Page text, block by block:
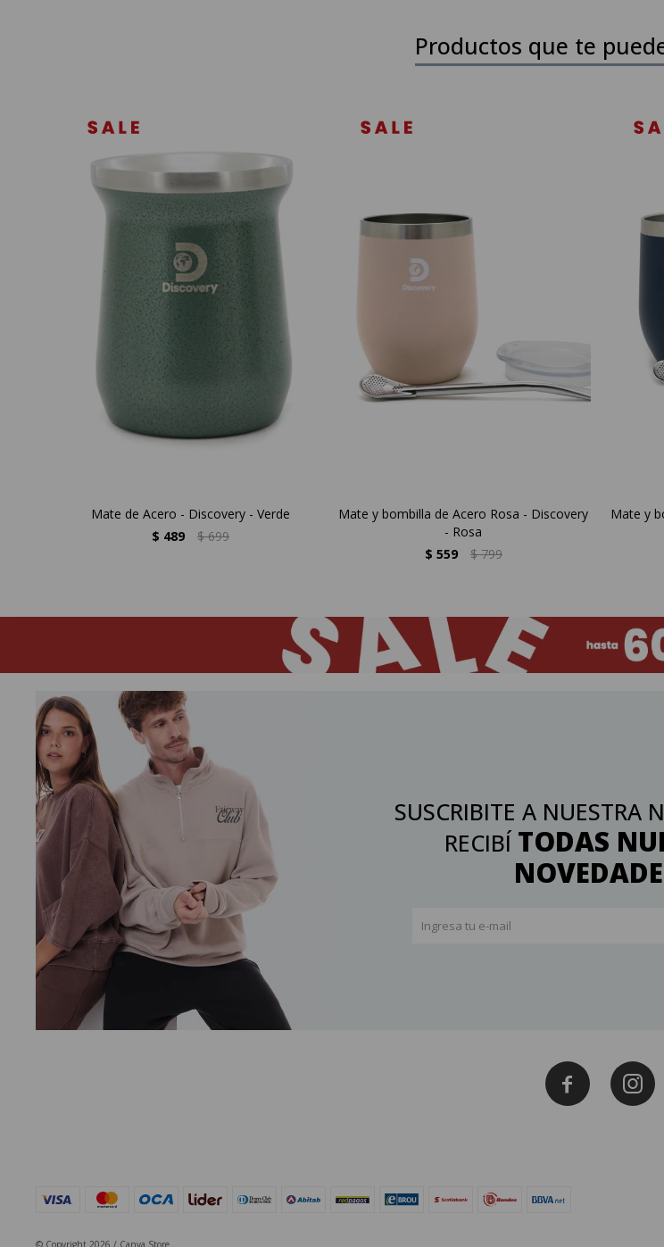
Productos que te
Mate de Acero - Discovery - Verde
$ 489 $ 699
Mate y bombilla de Acero Rosa - Discovery
- Rosa
$ 559 $ 799
Mate y
SUSCRIBITE A NUESTRA
RECIBÍ TODAS
 
© Copyright 2026 / Canva Store